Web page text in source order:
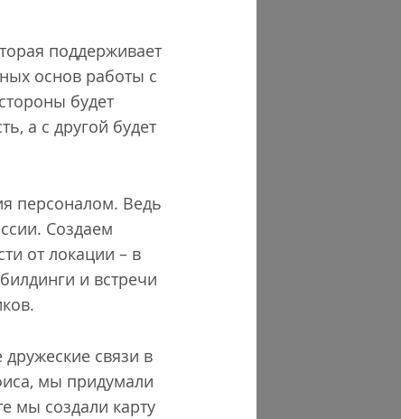
поддерживает
основ работы с
будет
а с другой будет
персоналом. Ведь
Создаем
от локации – в
и встречи
связи в
мы придумали
мы создали карту